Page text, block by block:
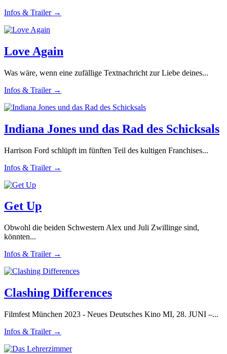
Infos & Trailer →
Love Again
Was wäre, wenn eine zufällige Textnachricht zur Liebe deines...
Infos & Trailer →
Indiana Jones und das Rad des Schicksals
Harrison Ford schlüpft im fünften Teil des kultigen Franchises...
Infos & Trailer →
Get Up
Obwohl die beiden Schwestern Alex und Juli Zwillinge sind,
könnten...
Infos & Trailer →
Clashing Differences
Filmfest München 2023 - Neues Deutsches Kino MI, 28. JUNI –...
Infos & Trailer →